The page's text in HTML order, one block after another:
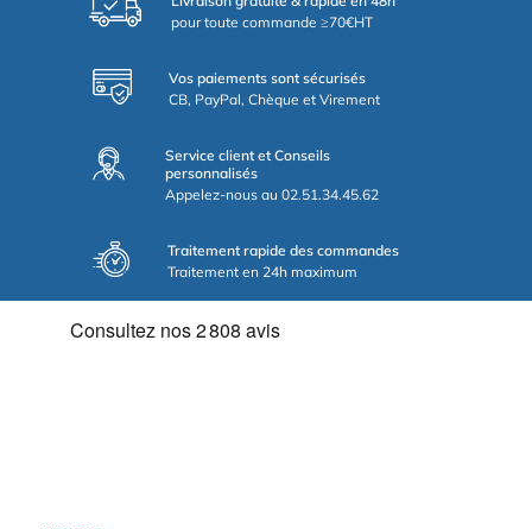
pour toute commande ≥70€HT
Vos paiements sont sécurisés
CB, PayPal, Chèque et Virement
Service client et Conseils
personnalisés
Appelez-nous au 02.51.34.45.62
Traitement rapide des commandes
Traitement en 24h maximum